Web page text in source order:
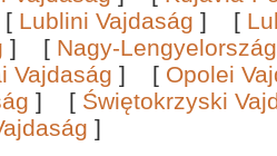
[ Lublini Vajdaság ] [
] [ Nagy-
Vajdaság ] [ Opolei
] [ Świętokrzyski
]